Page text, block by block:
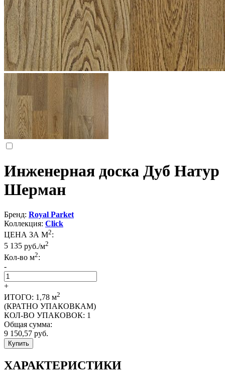
Инженерная доска Дуб Натур
Шерман
Бренд: Royal Parket
Коллекция: Click
ЦЕНА ЗА М2:
5 135 руб./м2
Кол-во м2:
-
+
ИТОГО: 1,78 м2
(КРАТНО УПАКОВКАМ)
КОЛ-ВО УПАКОВОК: 1
Общая сумма:
9 150,57 руб.
Купить
ХАРАКТЕРИСТИКИ